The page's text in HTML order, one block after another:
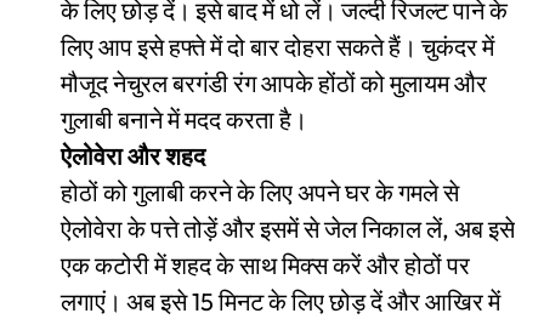
के लिए छोड़ दें। इसे बाद में धो लें। जल्दी रिजल्ट पाने के
लिए आप इसे हफ्ते में दो बार दोहरा सकते हैं। चुकंदर में
मौजूद नेचुरल बरगंडी रंग आपके होंठों को मुलायम और
गुलाबी बनाने में मदद करता है।
ऐलोवेरा और शहद
होठों को गुलाबी करने के लिए अपने घर के गमले से
ऐलोवेरा के पत्ते तोड़ें और इसमें से जेल निकाल लें, अब इसे
एक कटोरी में शहद के साथ मिक्स करें और होठों पर
लगाएं। अब इसे 15 मिनट के लिए छोड़ दें और आखिर में